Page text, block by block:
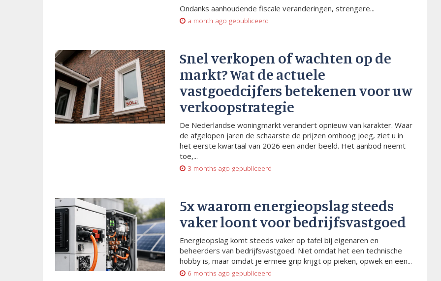
Ondanks aanhoudende fiscale veranderingen, strengere...
a month ago gepubliceerd
Snel verkopen of wachten op de
markt? Wat de actuele
vastgoedcijfers betekenen voor uw
verkoopstrategie
De Nederlandse woningmarkt verandert opnieuw van karakter. Waar
de afgelopen jaren de schaarste de prijzen omhoog joeg, ziet u in
het eerste kwartaal van 2026 een ander beeld. Het aanbod neemt
toe,...
3 months ago gepubliceerd
5x waarom energieopslag steeds
vaker loont voor bedrijfsvastgoed
Energieopslag komt steeds vaker op tafel bij eigenaren en
beheerders van bedrijfsvastgoed. Niet omdat het een technische
hobby is, maar omdat je ermee grip krijgt op pieken, opwek en een...
6 months ago gepubliceerd